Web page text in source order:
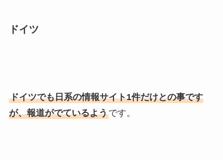
ドイツ
ドイツでも日系の情報サイト1件だけとの事です
が、報道がでているようです。